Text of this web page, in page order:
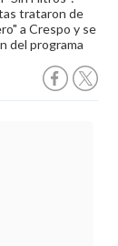
trataron de
a Crespo y se
del programa